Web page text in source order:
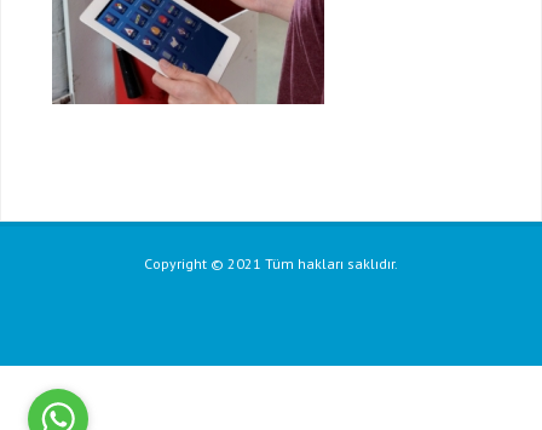
Copyright © 2021 Tüm hakları saklıdır.